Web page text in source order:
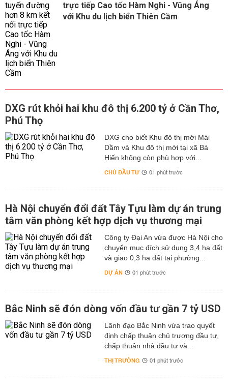
trực tiếp Cao tốc Hàm Nghi - Vũng Áng
với Khu du lịch biển Thiên Cầm
DXG rút khỏi hai khu đô thị 6.200 tỷ ở Cần Thơ,
Phú Thọ
DXG cho biết Khu đô thị mới Mái
Dầm và Khu đô thị mới tại xã Bá
Hiến không còn phù hợp với...
CHỦ ĐẦU TƯ 01 phút trước
Hà Nội chuyển đổi đất Tây Tựu làm dự án trung
tâm văn phòng kết hợp dịch vụ thương mại
Công ty Đại An vừa được Hà Nội cho
chuyển mục đích sử dụng 3,4 ha đất
và giao 0,3 ha đất tại phường...
DỰ ÁN 01 phút trước
Bắc Ninh sẽ đón dòng vốn đầu tư gần 7 tỷ USD
Lãnh đạo Bắc Ninh vừa trao quyết
định chấp thuận chủ trương đầu tư,
chấp thuận nhà đầu tư và...
THỊ TRƯỜNG 01 phút trước